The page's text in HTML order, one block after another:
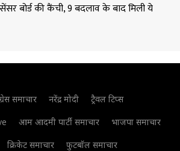
बोर्ड की कैंची, 9 बदलाव के बाद मिली ये
समाचार नरेंद्र मोदी
ट्रैवल टिप्स
आम आदमी पार्टी समाचार
भाजपा समाचार
क्रिकेट समाचार
फुटबॉल समाचार